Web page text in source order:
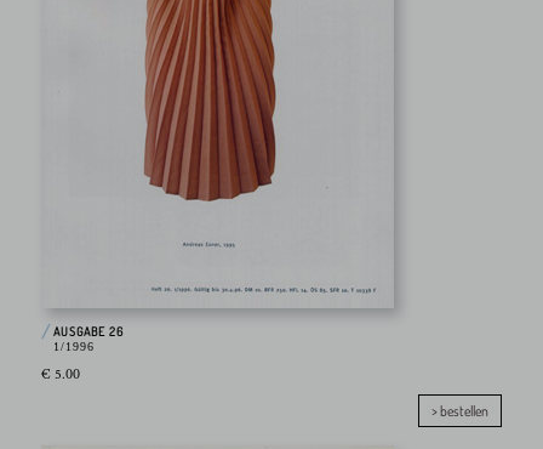
AUSGABE 26
1/1996
€ 5.00
> bestellen